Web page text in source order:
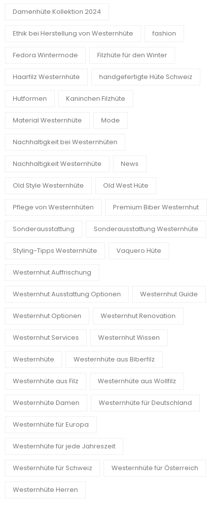
Damenhüte Kollektion 2024
Ethik bei Herstellung von Westernhüte fashion
Fedora Wintermode Filzhüte für den Winter
Haarfilz Westernhüte handgefertigte Hüte Schweiz
Hutformen Kaninchen Filzhüte
Material Westernhüte Mode
Nachhaltigkeit bei Westernhüten
Nachhaltigkeit Westernhüte News
Old Style Westernhüte Old West Hüte
Pflege von Westernhüten Premium Biber Westernhut
Sonderausstattung Sonderausstattung Westernhüte
Styling-Tipps Westernhüte Vaquero Hüte
Westernhut Auffrischung
Westernhut Ausstattung Optionen Westernhut Guide
Westernhut Optionen Westernhut Renovation
Westernhut Services Westernhut Wissen
Westernhüte Westernhüte aus Biberfilz
Westernhüte aus Filz Westernhüte aus Wollfilz
Westernhüte Damen Westernhüte für Deutschland
Westernhüte für Europa
Westernhüte für jede Jahreszeit
Westernhüte für Schweiz Westernhüte für Österreich
Westernhüte Herren